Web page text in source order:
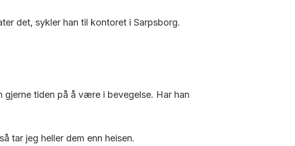
det, sykler han til kontoret i Sarpsborg.
gjerne tiden på å være i bevegelse. Har han
tar jeg heller dem enn heisen.